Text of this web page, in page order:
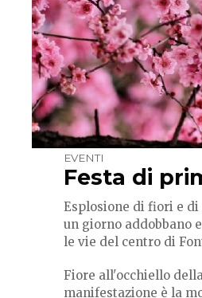
EVENTI
Festa di
Esplosione di fiori e
un giorno addobbano
le vie del centro di
Fiore all'occhiello
manifestazione è la